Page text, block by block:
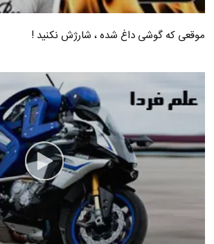
موقعی که گوشی داغ شده ، شارژش نکنید !